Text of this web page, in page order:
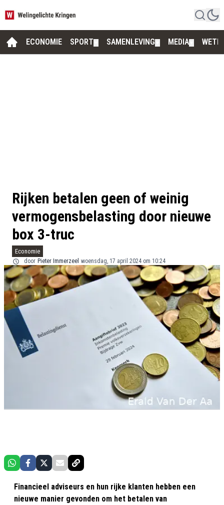
ECONOMIE SPORT SAMENLEVING MEDIA
Rijken betalen geen of weinig
vermogensbelasting door nieuwe
box 3-truc
Economie
door Pieter Immerzeel woensdag, 17 april 2024 om 10:24
Financieel adviseurs en hun rijke klanten hebben een
nieuwe manier gevonden om het betalen van